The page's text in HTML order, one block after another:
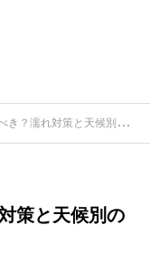
れ対策と天候別の賢い判断基準
策と天候別の